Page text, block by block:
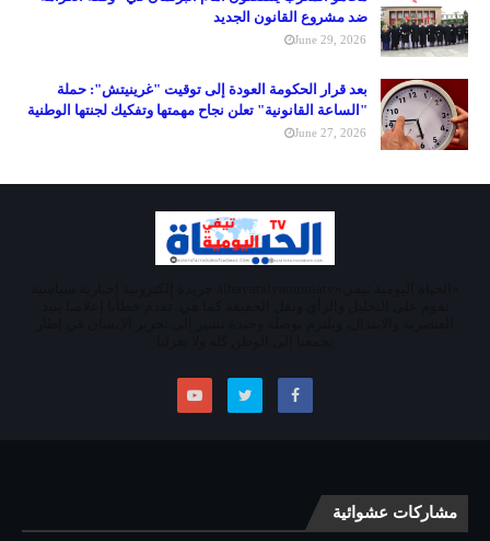
ضد مشروع القانون الجديد
June 29, 2026
بعد قرار الحكومة العودة إلى توقيت "غرينيتش": حملة
"الساعة القانونية" تعلن نجاح مهمتها وتفكيك لجنتها الوطنية
June 27, 2026
مشاركات عشوائية